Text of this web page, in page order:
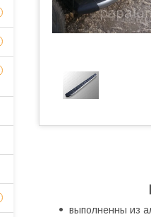
выполненны из